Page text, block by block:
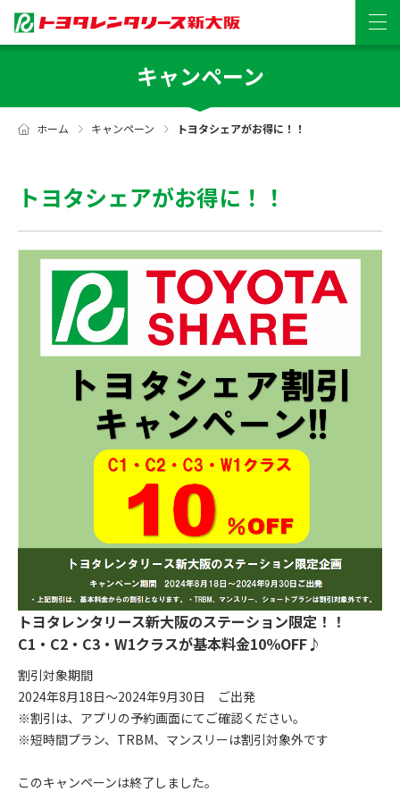
キャンペーン
ホーム キャンペーン トヨタシェアがお得に！！
トヨタシェアがお得に！！
トヨタレンタリース新大阪のステーション限定！！
C1・C2・C3・W1クラスが基本料金10％OFF♪
割引対象期間
2024年8月18日～2024年9月30日 ご出発
※割引は、アプリの予約画面にてご確認ください。
※短時間プラン、TRBM、マンスリーは割引対象外です
このキャンペーンは終了しました。